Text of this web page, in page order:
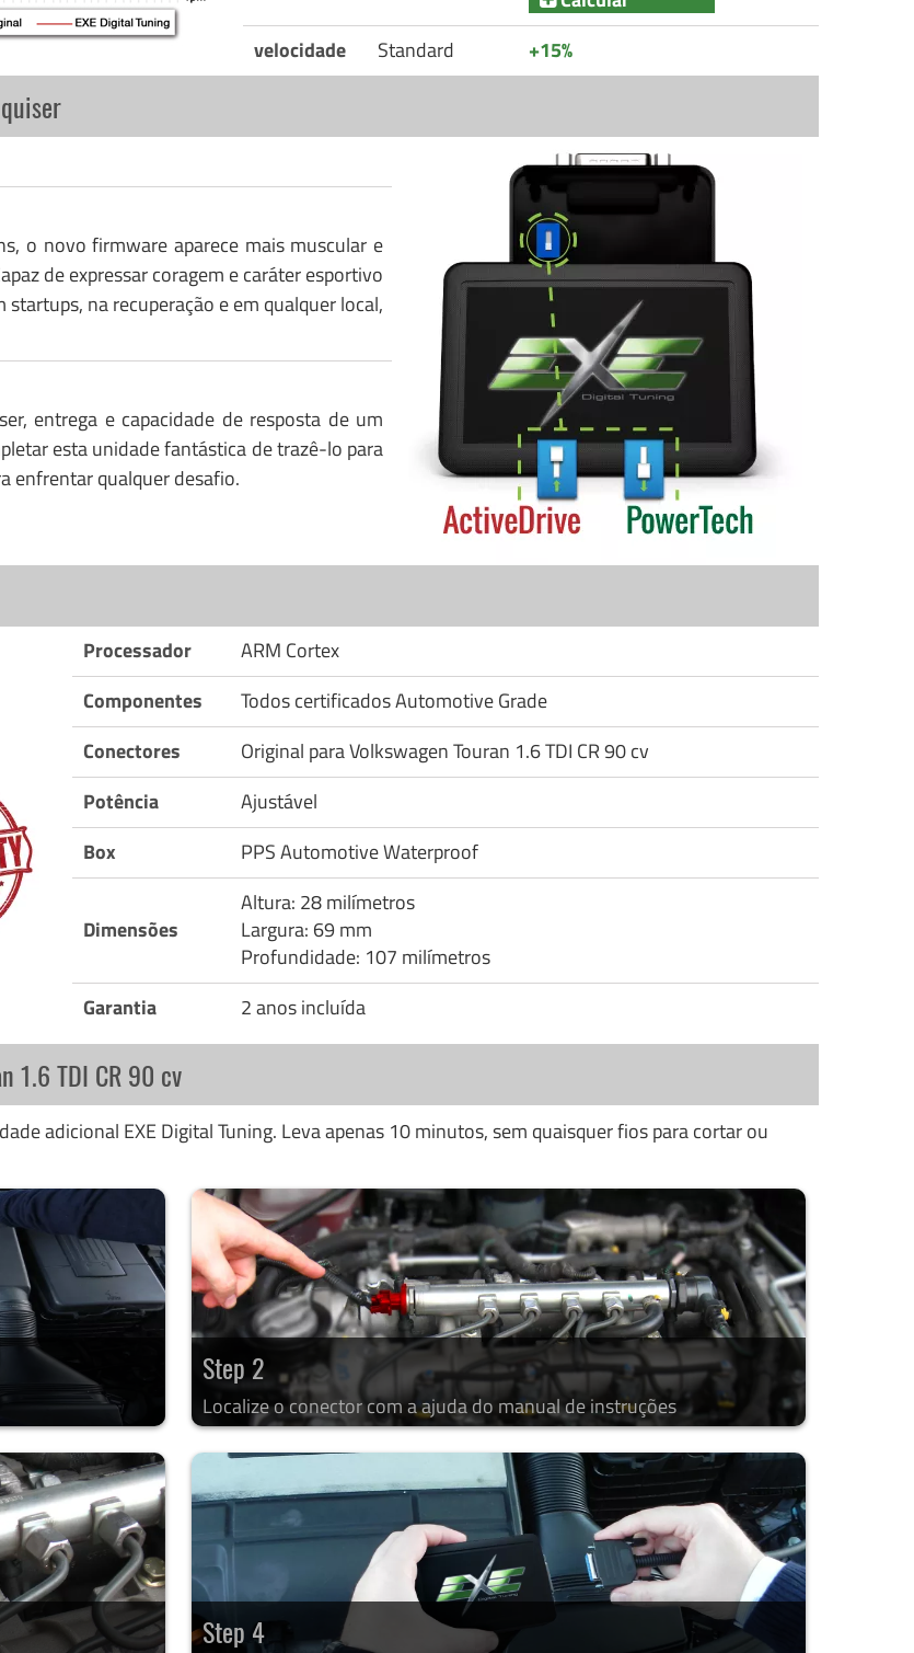
velocidade
Standard +15%
o novo firmware aparece mais muscular e
de expressar coragem e caráter esportivo
na recuperação e em qualquer local,
entrega e capacidade de resposta de um
esta unidade fantástica de trazê-lo para
enfrentar qualquer desafio.
Processador
ARM Cortex
Componentes
Todos certificados Automotive Grade
Conectores
Original para Volkswagen Touran 1.6 TDI CR 90 cv
Potência
Ajustável
Box
PPS Automotive Waterproof
Dimensões
Altura: 28 milímetros
Largura: 69 mm
Profundidade: 107 milímetros
Garantia
2 anos incluída
1.6 TDI CR 90 cv
adicional EXE Digital Tuning. Leva apenas 10 minutos, sem quaisquer fios para cortar ou
Step 2
Localize o conector com a ajuda do manual de instruções
Step 4